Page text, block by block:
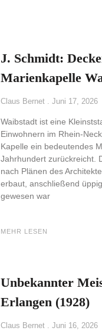
J. Schmidt:
Marienkapelle
Claus Bernet Juni 17, 2026
Waibstadt ist eine
Einwohnern im Rhein-
Kapelle ein bedeutendes
Jahrhundert zurückreicht.
nach Plänen des
erbaut, anschließend
gewesen war
MEHR LESEN
Unbekannter
Erlangen (1928)
Claus Bernet Juni 16, 2026